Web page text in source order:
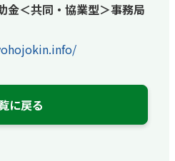
金＜共同・協業型＞事務局
に戻る